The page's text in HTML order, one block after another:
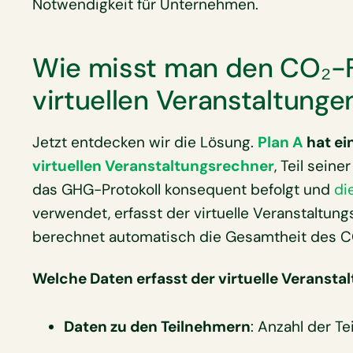
Notwendigkeit für Unternehmen.
Wie misst man den
virtuellen
Jetzt entdecken wir die Lösung. Plan A hat
virtuellen Veranstaltungsrechner, Teil
das GHG-Protokoll konsequent befolgt und
verwendet, erfasst der virtuelle
berechnet automatisch die Gesamtheit des
Welche Daten erfasst der virtuelle
Daten zu den Teilnehmern: Anzahl der